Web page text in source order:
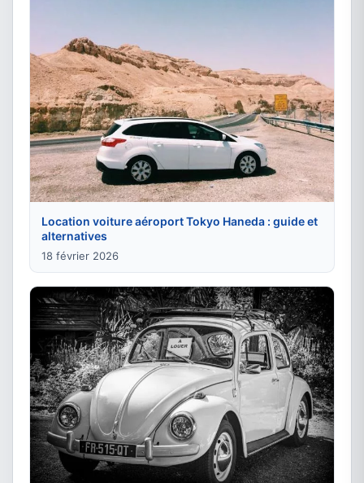
Location voiture aéroport Tokyo Haneda : guide et
alternatives
18 février 2026